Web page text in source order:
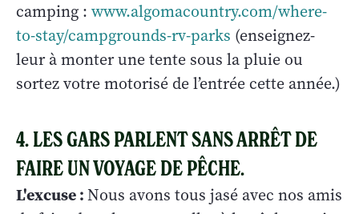
camping : www.algomacountry.com/where-
to-stay/campgrounds-rv-parks (enseignez-
leur à monter une tente sous la pluie ou
sortez votre motorisé de l’entrée cette année.)
4. LES GARS PARLENT SANS ARRÊT DE
FAIRE UN VOYAGE DE PÊCHE.
L'excuse :Nous avons tous jasé avec nos amis